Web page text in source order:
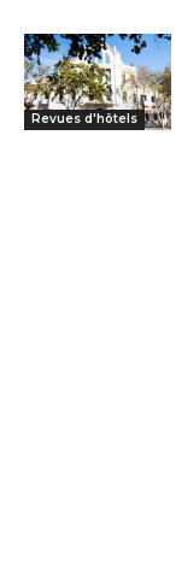
Revues d'hôtels